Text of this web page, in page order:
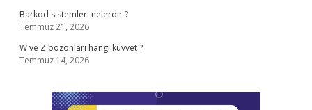
Barkod sistemleri nelerdir ?
Temmuz 21, 2026
W ve Z bozonları hangi kuvvet ?
Temmuz 14, 2026